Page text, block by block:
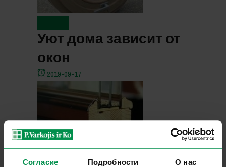
Согласие Подробности О нас
Уют дома зависит от
окон
2019-09-17